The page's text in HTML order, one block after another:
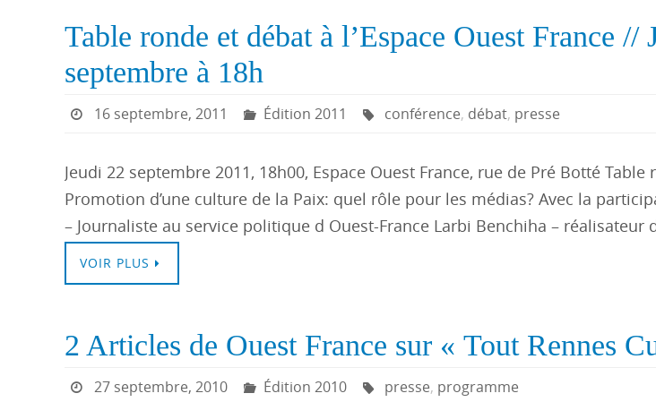
Table ronde et débat à l’Espace Ouest France //
septembre à 18h
16 septembre, 2011 Édition 2011 conférence, débat, presse
Jeudi 22 septembre 2011, 18h00, Espace Ouest France, rue de Pré Botté
Promotion d’une culture de la Paix: quel rôle pour les médias? Avec la
– Journaliste au service politique d Ouest-France Larbi Benchiha – réalisateur
VOIR PLUS
2 Articles de Ouest France sur « Tout Rennes
27 septembre, 2010 Édition 2010 presse, programme